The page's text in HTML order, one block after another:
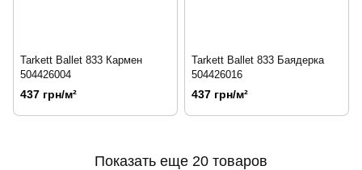
Tarkett Ballet 833 Кармен
504426004
437 грн/м²
Tarkett Ballet 833 Баядерка
504426016
437 грн/м²
Показать еще 20 товаров